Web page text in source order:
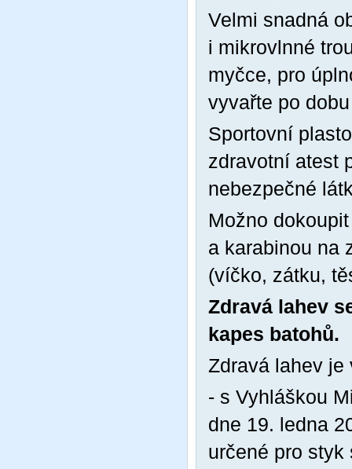
Velmi snadná
i mikrovlnné
myčce, pro
vyvařte po
Sportovní
zdravotní atest
nebezpečné
Možno
a karabinou na
(víčko, zátku,
Zdravá lahev
kapes batohů.
Zdravá lahev je
- s Vyhláškou
dne 19. ledna
určené pro